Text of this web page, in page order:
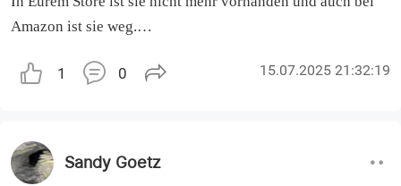
Amazon ist sie weg.
(!!) defekt und dort bekomme ich sie nicht ausgetauscht,
gekauft über Amazon.
Danke
1 0 15.07.2025 21:32:19
Sandy Goetz